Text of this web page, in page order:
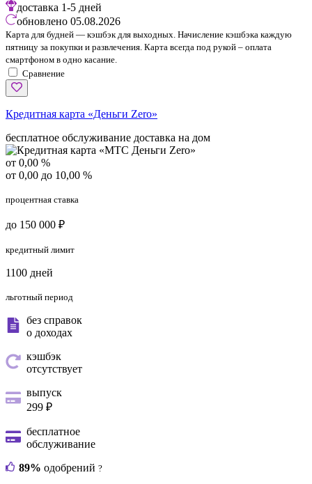
доставка 1-5 дней
обновлено 05.08.2026
Карта для будней — кэшбэк для выходных. Начисление кэшбэка каждую
пятницу за покупки и развлечения. Карта всегда под рукой – оплата
смартфоном в одно касание.
Сравнение
Кредитная карта «Деньги Zero»
бесплатное обслуживание доставка на дом
от 0,00 %
от 0,00 до 10,00 %
процентная ставка
до 150 000 ₽
кредитный лимит
1100 дней
льготный период
без справок
о доходах
кэшбэк
отсутствует
выпуск
299 ₽
бесплатное
обслуживание
89% одобрений ?